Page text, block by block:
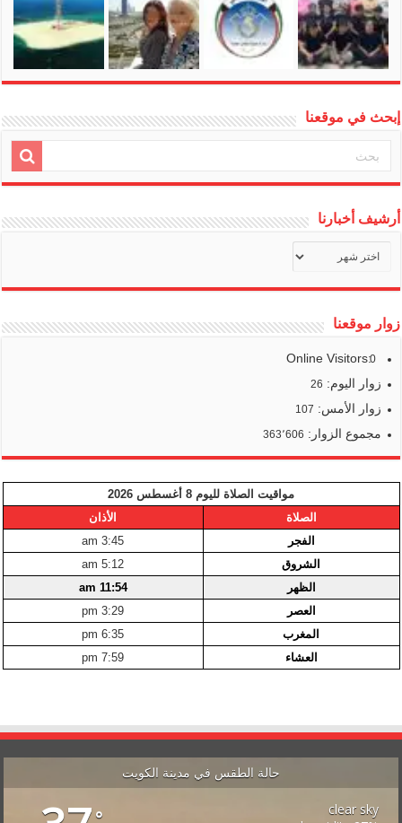
إبحث في موقعنا
أرشيف أخبارنا
أرشيف
أخبارنا
زوار موقعنا
Online Visitors:
0
زوار اليوم: 26
زوار الأمس: 107
مجموع الزوار: 363٬606
مواقيت الصلاة لليوم 8 أغسطس 2026
الصلاة
الأذان
الفجر
3:45 am
الشروق
5:12 am
الظهر
11:54 am
العصر
3:29 pm
المغرب
6:35 pm
العشاء
7:59 pm
حالة الطقس في مدينة الكويت
clear sky